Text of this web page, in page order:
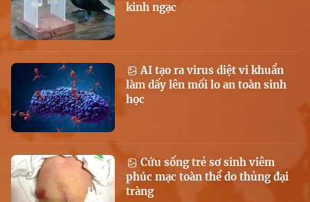
kinh ngạc
AI tạo ra virus diệt vi khuẩn
làm dấy lên mối lo an toàn sinh
học
Cứu sống trẻ sơ sinh viêm
phúc mạc toàn thể do thủng đại
tràng